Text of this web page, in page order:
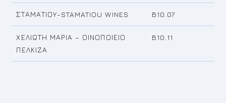
ΣΤΑΜΑΤΙΟΥ-STAMATIOU WINES B10.07
ΧΕΛΙΩΤΗ ΜΑΡΙΑ – ΟΙΝΟΠΟΙΕΙΟ
ΠΕΛΚΙΖΑ
B10.11